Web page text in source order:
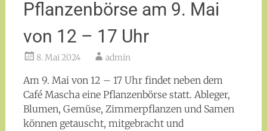
Pflanzenbörse am 9. Mai
von 12 – 17 Uhr
8. Mai 2024 admin
Am 9. Mai von 12 – 17 Uhr findet neben dem
Café Mascha eine Pflanzenbörse statt. Ableger,
Blumen, Gemüse, Zimmerpflanzen und Samen
können getauscht, mitgebracht und